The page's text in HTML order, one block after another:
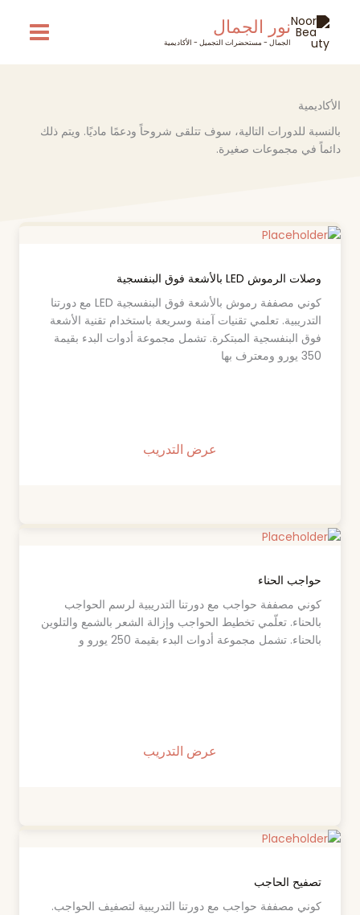
المحتوى
نور الجمال
الجمال - مستحضرات التجميل - الأكاديمية
الأكاديمية
بالنسبة للدورات التالية، سوف تتلقى شروحاً ودعمًا ماديًا. ويتم ذلك
دائماً في مجموعات صغيرة.
وصلات الرموش LED بالأشعة فوق البنفسجية
كوني مصففة رموش بالأشعة فوق البنفسجية LED مع دورتنا
التدريبية. تعلمي تقنيات آمنة وسريعة باستخدام تقنية الأشعة
فوق البنفسجية المبتكرة. تشمل مجموعة أدوات البدء بقيمة
350 يورو ومعترف بها
عرض التدريب
حواجب الحناء
كوني مصففة حواجب مع دورتنا التدريبية لرسم الحواجب
بالحناء. تعلّمي تخطيط الحواجب وإزالة الشعر بالشمع والتلوين
بالحناء. تشمل مجموعة أدوات البدء بقيمة 250 يورو و
عرض التدريب
تصفيح الحاجب
كوني مصففة حواجب مع دورتنا التدريبية لتصفيف الحواجب.